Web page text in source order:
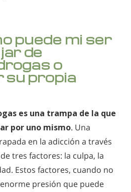
puede mi ser
de
o
su propia
es una trampa de la que
por uno mismo. Una
en la adicción a través
tres factores: la culpa, la
Estos factores, cuando no
presión que puede